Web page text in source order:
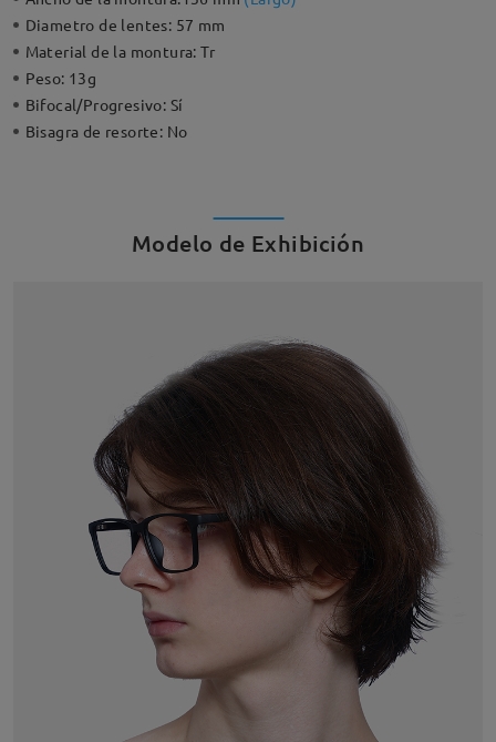
Diametro de lentes: 57 mm
Material de la montura:Tr
Peso: 13g
Bifocal/Progresivo: Sí
Bisagra de resorte: No
Modelo de Exhibición